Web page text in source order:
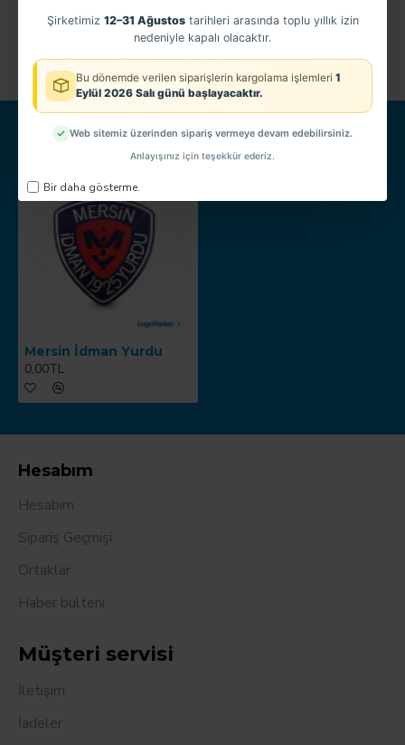
Şirketimiz 12–31 Ağustostarihleri arasında toplu yıllık izin
nedeniyle kapalı olacaktır.
Bu dönemde verilen siparişlerin kargolama işlemleri 1
Eylül 2026 Salı günü başlayacaktır.
Web sitemiz üzerinden sipariş vermeye devam edebilirsiniz.
Anlayışınız için teşekkür ederiz.
Bir daha gösterme.
100,00TL
100,00TL
SON GÖRÜNTÜLENEN EN ÇOK GÖRÜNTÜLENEN
Mersin İdman Yurdu
0,00TL
Hesabım
Hesabım
Sipariş Geçmişi
Ortaklar
Haber bülteni
Müşteri servisi
İletişim
İadeler